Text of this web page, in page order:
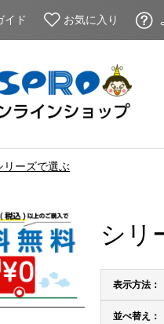
イド お気に入り
リーズで選ぶ
シリ
表示方法：
並べ替え：